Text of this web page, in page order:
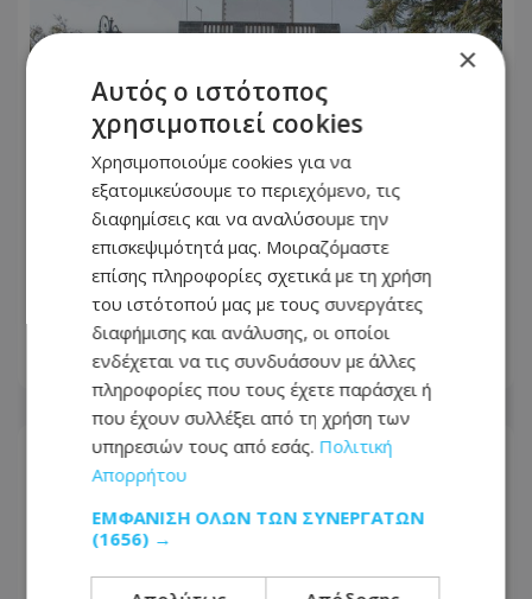
Ανασχηματισμός: Σήμερα η τελετή
διαβεβαίωσης των νέων μελών του
Υπουργικού
06.08.2026 - 06:53
×
Αυτός ο ιστότοπος
χρησιμοποιεί cookies
Χρησιμοποιούμε cookies για να
εξατομικεύσουμε το περιεχόμενο, τις
διαφημίσεις και να αναλύσουμε την
επισκεψιμότητά μας. Μοιραζόμαστε
επίσης πληροφορίες σχετικά με τη χρήση
του ιστότοπού μας με τους συνεργάτες
διαφήμισης και ανάλυσης, οι οποίοι
ενδέχεται να τις συνδυάσουν με άλλες
πληροφορίες που τους έχετε παράσχει ή
που έχουν συλλέξει από τη χρήση των
υπηρεσιών τους από εσάς. Πολιτική
Απορρήτου
ΕΜΦΆΝΙΣΗ ΌΛΩΝ ΤΩΝ ΣΥΝΕΡΓΑΤΏΝ
(1656) →